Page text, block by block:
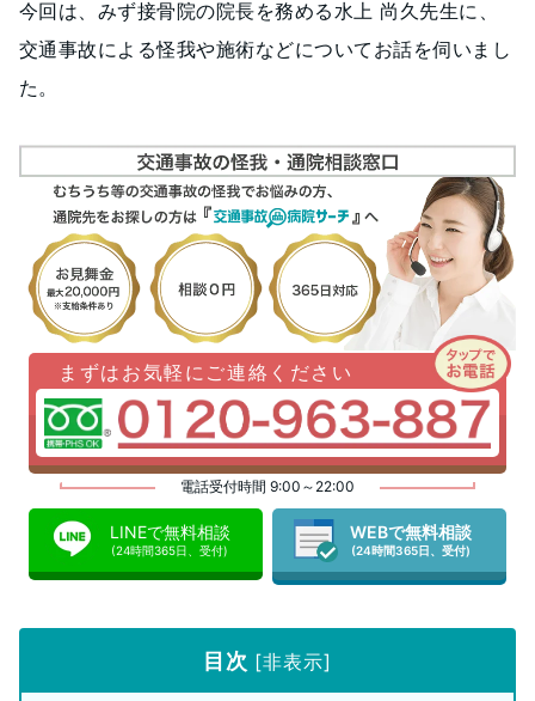
今回は、みず接骨院の院長を務める水上 尚久先生に、
交通事故による怪我や施術などについてお話を伺いまし
た。
まずはお気軽にご連絡ください
電話受付時間 9:00～22:00
LINEで無料相談
(24時間365日、受付)
WEBで無料相談
(24時間365日、受付)
目次 [非表示]